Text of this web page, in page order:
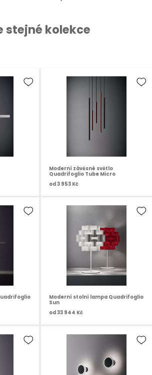
stejné kolekce
Moderní závěsné světlo
Quadrifoglio Tube Micro
od3 953 Kč
Moderní stolní lampa Quadrifoglio
Sun
od 33 944 Kč